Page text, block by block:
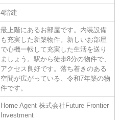
4階建
最上階にあるお部屋です。内装設備
も充実した新築物件。新しいお部屋
で心機一転して充実した生活を送り
ましょう。駅から徒歩8分の物件で、
アクセス良好です。落ち着きのある
空間が広がっている、令和7年築の物
件です。
Home Agent 株式会社Future Frontier
Investment